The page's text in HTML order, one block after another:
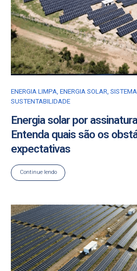
ENERGIA LIMPA ,ENERGIA SOLAR ,
SUSTENTABILIDADE
Energia solar por
Entenda quais são os
expectativas
Continue lendo